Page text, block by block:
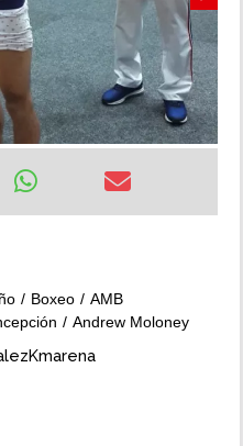
Boxeo
AMB
Andrew Moloney